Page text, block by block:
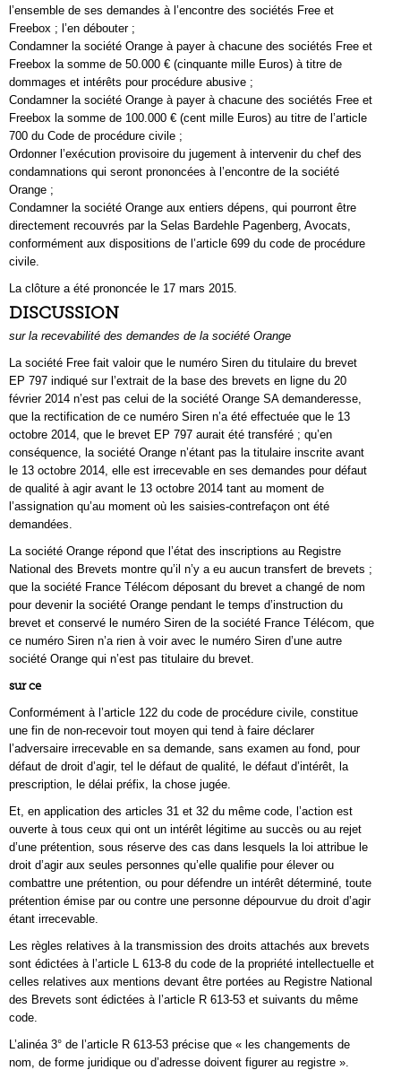
l’ensemble de ses demandes à l’encontre des sociétés Free et
Freebox ; l’en débouter ;
Condamner la société Orange à payer à chacune des sociétés Free et
Freebox la somme de 50.000 € (cinquante mille Euros) à titre de
dommages et intérêts pour procédure abusive ;
Condamner la société Orange à payer à chacune des sociétés Free et
Freebox la somme de 100.000 € (cent mille Euros) au titre de l’article
700 du Code de procédure civile ;
Ordonner l’exécution provisoire du jugement à intervenir du chef des
condamnations qui seront prononcées à l’encontre de la société
Orange ;
Condamner la société Orange aux entiers dépens, qui pourront être
directement recouvrés par la Selas Bardehle Pagenberg, Avocats,
conformément aux dispositions de l’article 699 du code de procédure
civile.
La clôture a été prononcée le 17 mars 2015.
DISCUSSION
sur la recevabilité des demandes de la société Orange
La société Free fait valoir que le numéro Siren du titulaire du brevet
EP 797 indiqué sur l’extrait de la base des brevets en ligne du 20
février 2014 n’est pas celui de la société Orange SA demanderesse,
que la rectification de ce numéro Siren n’a été effectuée que le 13
octobre 2014, que le brevet EP 797 aurait été transféré ; qu’en
conséquence, la société Orange n’étant pas la titulaire inscrite avant
le 13 octobre 2014, elle est irrecevable en ses demandes pour défaut
de qualité à agir avant le 13 octobre 2014 tant au moment de
l’assignation qu’au moment où les saisies-contrefaçon ont été
demandées.
La société Orange répond que l’état des inscriptions au Registre
National des Brevets montre qu’il n’y a eu aucun transfert de brevets ;
que la société France Télécom déposant du brevet a changé de nom
pour devenir la société Orange pendant le temps d’instruction du
brevet et conservé le numéro Siren de la société France Télécom, que
ce numéro Siren n’a rien à voir avec le numéro Siren d’une autre
société Orange qui n’est pas titulaire du brevet.
sur ce
Conformément à l’article 122 du code de procédure civile, constitue
une fin de non-recevoir tout moyen qui tend à faire déclarer
l’adversaire irrecevable en sa demande, sans examen au fond, pour
défaut de droit d’agir, tel le défaut de qualité, le défaut d’intérêt, la
prescription, le délai préfix, la chose jugée.
Et, en application des articles 31 et 32 du même code, l’action est
ouverte à tous ceux qui ont un intérêt légitime au succès ou au rejet
d’une prétention, sous réserve des cas dans lesquels la loi attribue le
droit d’agir aux seules personnes qu’elle qualifie pour élever ou
combattre une prétention, ou pour défendre un intérêt déterminé, toute
prétention émise par ou contre une personne dépourvue du droit d’agir
étant irrecevable.
Les règles relatives à la transmission des droits attachés aux brevets
sont édictées à l’article L 613-8 du code de la propriété intellectuelle et
celles relatives aux mentions devant être portées au Registre National
des Brevets sont édictées à l’article R 613-53 et suivants du même
code.
L’alinéa 3° de l’article R 613-53 précise que « les changements de
nom, de forme juridique ou d’adresse doivent figurer au registre ».